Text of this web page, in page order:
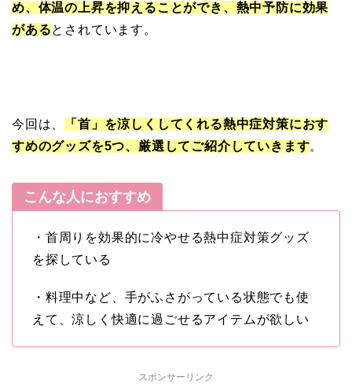
め、体温の上昇を抑えることができ、熱中予防に効果
があるとされています。
今回は、
「首」を涼しくしてくれる熱中症対策におす
すめのグッズを5つ、厳選してご紹介していきます。
こんな人におすすめ
・首周りを効果的に冷やせる熱中症対策グッズ
を探している
・料理中など、手がふさがっている状態でも使
えて、涼しく快適に過ごせるアイテムが欲しい
スポンサーリンク